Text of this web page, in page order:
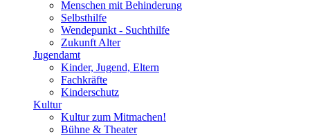
Menschen mit Behinderung
Selbsthilfe
Wendepunkt - Suchthilfe
Zukunft Alter
Jugendamt
Kinder, Jugend, Eltern
Fachkräfte
Kinderschutz
Kultur
Kultur zum Mitmachen!
Bühne & Theater